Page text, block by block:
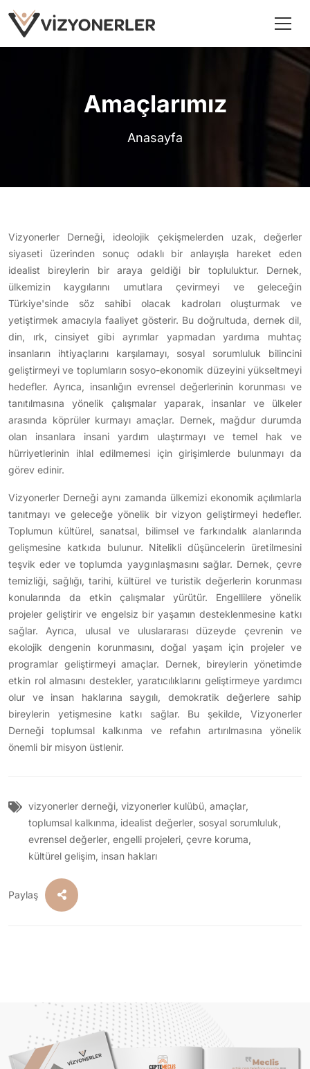
Amaçlarımız
Anasayfa
Vizyonerler Derneği, ideolojik çekişmelerden uzak, değerler
siyaseti üzerinden sonuç odaklı bir anlayışla hareket eden
idealist bireylerin bir araya geldiği bir topluluktur. Dernek,
ülkemizin kaygılarını umutlara çevirmeyi ve geleceğin
Türkiye'sinde söz sahibi olacak kadroları oluşturmak ve
yetiştirmek amacıyla faaliyet gösterir. Bu doğrultuda, dernek dil,
din, ırk, cinsiyet gibi ayrımlar yapmadan yardıma muhtaç
insanların ihtiyaçlarını karşılamayı, sosyal sorumluluk bilincini
geliştirmeyi ve toplumların sosyo-ekonomik düzeyini yükseltmeyi
hedefler. Ayrıca, insanlığın evrensel değerlerinin korunması ve
tanıtılmasına yönelik çalışmalar yaparak, insanlar ve ülkeler
arasında köprüler kurmayı amaçlar. Dernek, mağdur durumda
olan insanlara insani yardım ulaştırmayı ve temel hak ve
hürriyetlerinin ihlal edilmemesi için girişimlerde bulunmayı da
görev edinir.
Vizyonerler Derneği aynı zamanda ülkemizi ekonomik açılımlarla
tanıtmayı ve geleceğe yönelik bir vizyon geliştirmeyi hedefler.
Toplumun kültürel, sanatsal, bilimsel ve farkındalık alanlarında
gelişmesine katkıda bulunur. Nitelikli düşüncelerin üretilmesini
teşvik eder ve toplumda yaygınlaşmasını sağlar. Dernek, çevre
temizliği, sağlığı, tarihi, kültürel ve turistik değerlerin korunması
konularında da etkin çalışmalar yürütür. Engellilere yönelik
projeler geliştirir ve engelsiz bir yaşamın desteklenmesine katkı
sağlar. Ayrıca, ulusal ve uluslararası düzeyde çevrenin ve
ekolojik dengenin korunmasını, doğal yaşam için projeler ve
programlar geliştirmeyi amaçlar. Dernek, bireylerin yönetimde
etkin rol almasını destekler, yaratıcılıklarını geliştirmeye yardımcı
olur ve insan haklarına saygılı, demokratik değerlere sahip
bireylerin yetişmesine katkı sağlar. Bu şekilde, Vizyonerler
Derneği toplumsal kalkınma ve refahın artırılmasına yönelik
önemli bir misyon üstlenir.
vizyonerler derneği, vizyonerler kulübü, amaçlar,
toplumsal kalkınma, idealist değerler, sosyal sorumluluk,
evrensel değerler, engelli projeleri, çevre koruma,
kültürel gelişim, insan hakları
Paylaş